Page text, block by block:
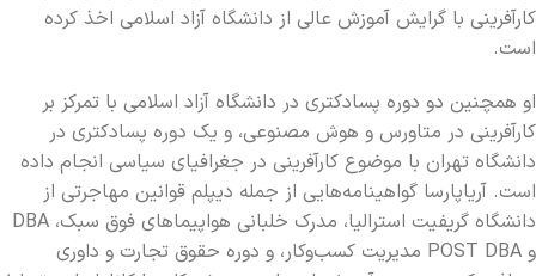
کارآفرینی با گرایش آموزش عالی از دانشگاه آزاد اسلامی اخذ کرده
است.
او همچنین دو دوره پسادکتری در دانشگاه آزاد اسلامی با تمرکز بر
کارآفرینی در متاورس و هوش مصنوعی، و یک دوره پسادکتری در
دانشگاه تهران با موضوع کارآفرینی در جغرافیای سیاسی انجام داده
است. آریاپارسا گواهینامه‌هایی از جمله دیپلم قوانین مهاجرتی از
دانشگاه گریفیت استرالیا، مدرک خلبانی هواپیماهای فوق سبک، DBA
و POST DBA مدیریت کسب‌وکار، و دوره حقوق تجارت و داوری